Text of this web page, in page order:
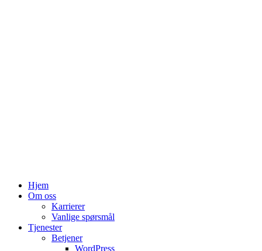
Hjem
Om oss
Karrierer
Vanlige spørsmål
Tjenester
Betjener
WordPress